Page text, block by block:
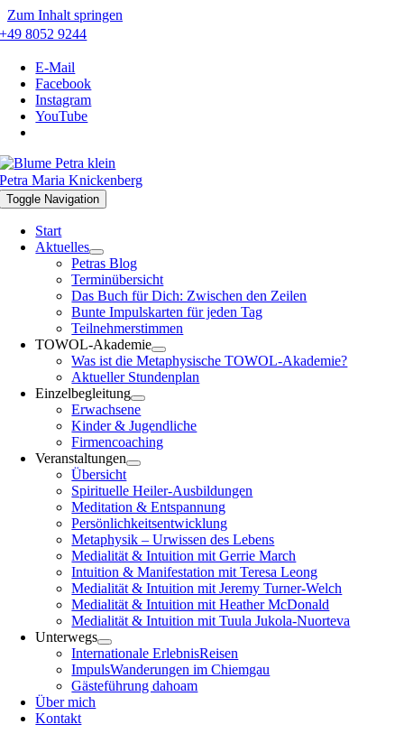
Zum Inhalt springen
+49 8052 9244
E-Mail
Facebook
Instagram
YouTube
Petra Maria Knickenberg
Toggle Navigation
Start
Aktuelles
Petras Blog
Terminübersicht
Das Buch für Dich: Zwischen den Zeilen
Bunte Impulskarten für jeden Tag
Teilnehmerstimmen
TOWOL-Akademie
Was ist die Metaphysische TOWOL-Akademie?
Aktueller Stundenplan
Einzelbegleitung
Erwachsene
Kinder & Jugendliche
Firmencoaching
Veranstaltungen
Übersicht
Spirituelle Heiler-Ausbildungen
Meditation & Entspannung
Persönlichkeitsentwicklung
Metaphysik – Urwissen des Lebens
Medialität & Intuition mit Gerrie March
Intuition & Manifestation mit Teresa Leong
Medialität & Intuition mit Jeremy Turner-Welch
Medialität & Intuition mit Heather McDonald
Medialität & Intuition mit Tuula Jukola-Nuorteva
Unterwegs
Internationale ErlebnisReisen
ImpulsWanderungen im Chiemgau
Gästeführung dahoam
Über mich
Kontakt